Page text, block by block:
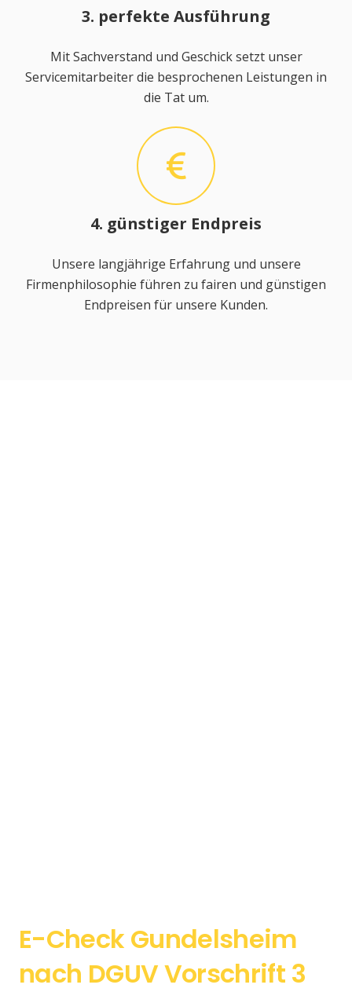
3. perfekte Ausführung
Mit Sachverstand und Geschick setzt unser
Servicemitarbeiter die besprochenen Leistungen in
die Tat um.
4. günstiger Endpreis
Unsere langjährige Erfahrung und unsere
Firmenphilosophie führen zu fairen und günstigen
Endpreisen für unsere Kunden.
E-Check Gundelsheim
nach DGUV Vorschrift 3